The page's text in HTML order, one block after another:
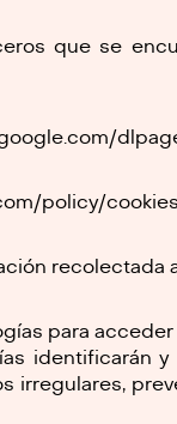
que se
policy/
recolectada
para acceder
identificarán
irregulares,